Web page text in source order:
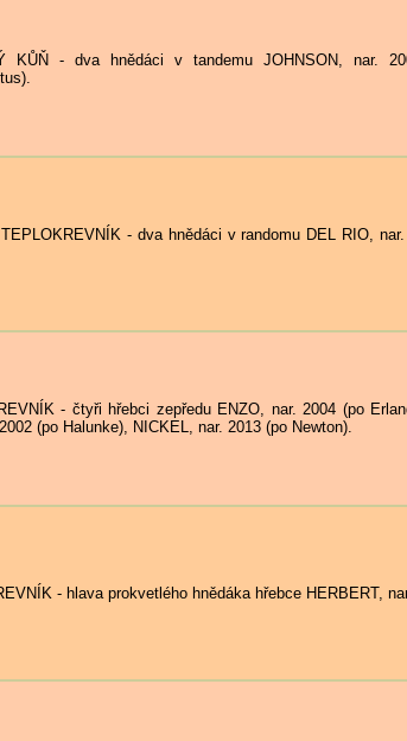
KŮŇ - dva hnědáci v tandemu JOHNSON, nar.
- dva hnědáci v randomu DEL RIO,
- čtyři hřebci zepředu ENZO, nar. 2004 (po
(po Halunke), NICKEL, nar. 2013 (po Newton).
- hlava prokvetlého hnědáka hřebce HERBERT,